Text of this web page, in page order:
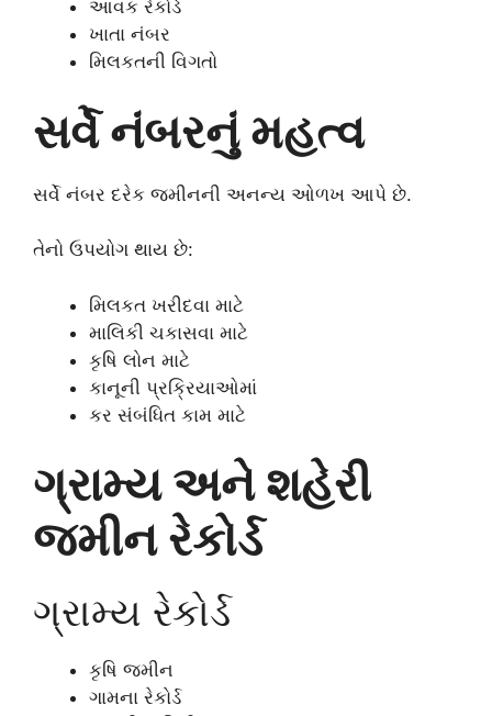
આવક રેકોર્ડ
ખાતા નંબર
મિલકતની વિગતો
સર્વે નંબરનું મહત્વ
સર્વે નંબર દરેક જમીનની અનન્ય ઓળખ આપે છે.
તેનો ઉપયોગ થાય છે:
મિલકત ખરીદવા માટે
માલિકી ચકાસવા માટે
કૃષિ લોન માટે
કાનૂની પ્રક્રિયાઓમાં
કર સંબંધિત કામ માટે
ગ્રામ્ય અને શહેરી
જમીન રેકોર્ડ
ગ્રામ્ય રેકોર્ડ
કૃષિ જમીન
ગામના રેકોર્ડ